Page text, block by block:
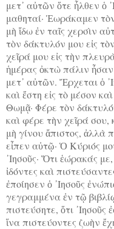
μετ᾿ αὐτῶν ὅτε ἦλθεν ὁ
μαθηταί· Ἑωράκαμεν
μὴ ἴδω ἐν ταῖς χερσὶν
τὸν δάκτυλόν μου εἰς
χεῖρά μου εἰς τὴν
ἡμέρας ὀκτὼ πάλιν
μετ᾿ αὐτῶν. Ἔρχεται ὁ
καὶ ἔστη εἰς τὸ μέσον
Θωμᾷ· Φέρε τὸν
καὶ φέρε τὴν χεῖρά σου,
μὴ γίνου ἄπιστος, ἀλλὰ
εἶπεν αὐτῷ· Ὁ Κύριός
᾿Ιησοῦς· Ὅτι ἑώρακάς
ἰδόντες καὶ
ἐποίησεν ὁ ᾿Ιησοῦς
γεγραμμένα ἐν τῷ
πιστεύσητε, ὅτι ᾿Ιησοῦς
ἵνα πιστεύοντες ζωὴν